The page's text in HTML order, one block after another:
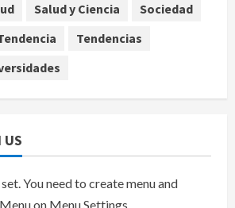
de TijuanaSalud y Ciencia
Sociedad
Tendencias
US
You need to create menu and
on Menu Settings.